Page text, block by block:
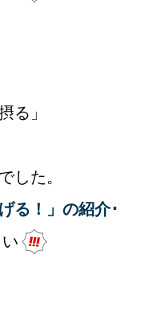
る」
した。
る！」の紹介･